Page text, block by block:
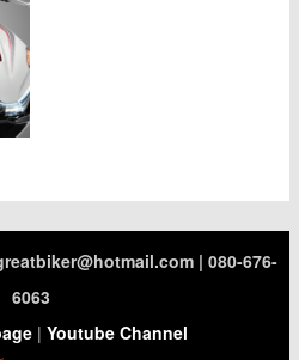
| 080-676-
6063
| Youtube Channel